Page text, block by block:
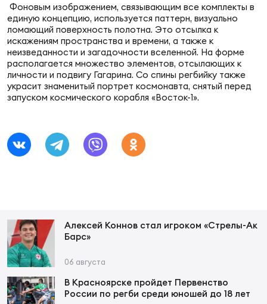
Фоновым изображением, связывающим все комплекты в
единую концепцию, используется паттерн, визуально
ломающий поверхность полотна. Это отсылка к
искажениям пространства и времени, а также к
неизведанности и загадочности вселенной. На форме
располагается множество элементов, отсылающих к
личности и подвигу Гагарина. Со спины регбийку также
украсит знаменитый портрет космонавта, снятый перед
запуском космического корабля «Восток-1».
Алексей Коннов стал игроком «Стрелы-Ак
Барс»
06 августа
В Красноярске пройдет Первенство
России по регби среди юношей до 18 лет